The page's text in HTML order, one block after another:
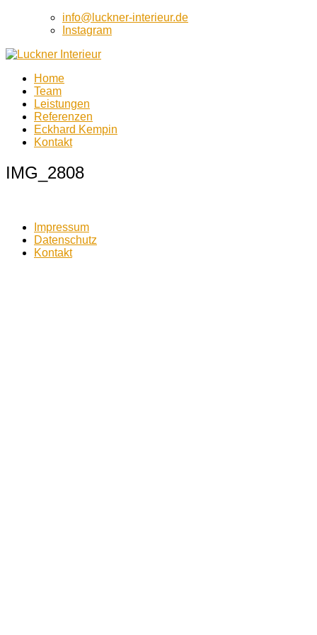
info@luckner-interieur.de
Instagram
Luckner Interieur
Luckner Interieur
Home
Team
Leistungen
Referenzen
Eckhard Kempin
Kontakt
IMG_2808
Impressum
Datenschutz
Kontakt